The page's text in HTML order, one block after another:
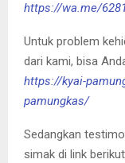
https://wa.me/
Untuk problem
dari kami, bisa
https://kyai-
pamungkas/
Sedangkan
simak di link